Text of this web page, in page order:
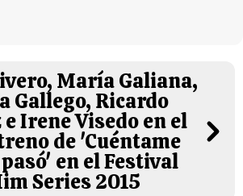
María Galiana,
Gallego, Ricardo
e Irene Visedo en el
de 'Cuéntame
en el Festival
Series 2015